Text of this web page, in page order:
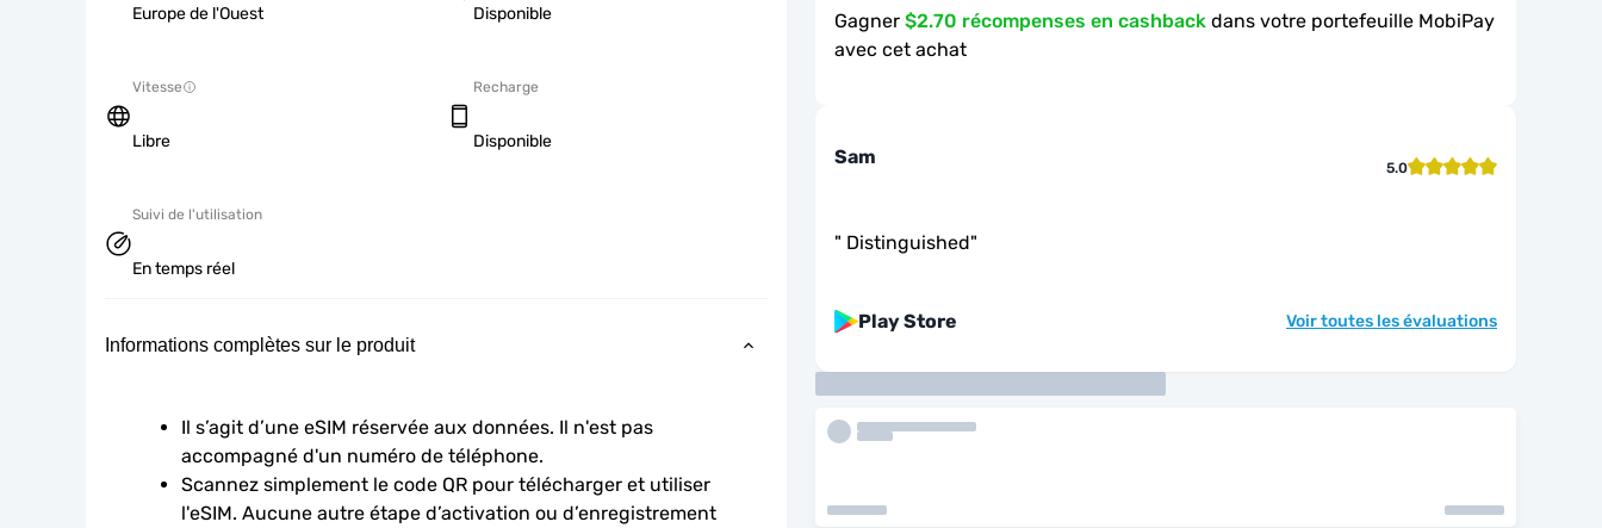
Europe de l'Ouest Disponible
Vitesse
Libre
Recharge
Disponible
Suivi de l'utilisation
En temps réel
Informations complètes sur le produit
Il s’agit d’une eSIM réservée aux données. Il n'est pas
accompagné d'un numéro de téléphone.
Scannez simplement le code QR pour télécharger et utiliser
l'eSIM. Aucune autre étape d’activation ou d’enregistrement
Gagner $2.70 récompenses en cashback dans votre portefeuille MobiPay
avec cet achat
Sam 5.0
" Distinguished"
Play Store Voir toutes les évaluations